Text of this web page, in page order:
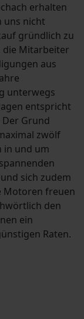
erhalten
uns nicht
gründlich zu
die Mitarbeiter
aus
unterwegs
entspricht
Grund
zwölf
in und um
sich zudem
Motoren freuen
den
ein
Raten.